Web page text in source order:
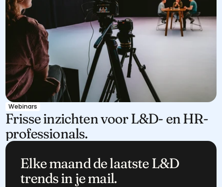
Webinars
Frisse inzichten voor L&D- en HR-
professionals.
Elke maand de laatste L&D
trends in je mail.